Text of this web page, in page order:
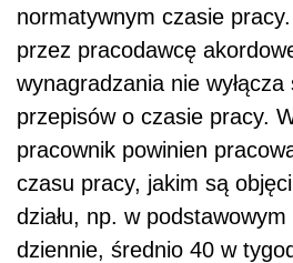
normatywnym czasie
przez pracodawcę
wynagradzania nie
przepisów o czasie pracy.
pracownik powinien
czasu pracy, jakim są
działu, np. w
dziennie, średnio 40 w